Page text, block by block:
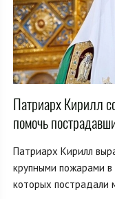
Патриарх Кирилл
помочь
Патриарх Кирилл
крупными пожарами в
которых пострадали